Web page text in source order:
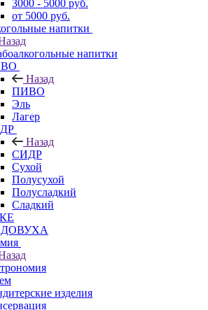
3000 - 5000 руб.
от 5000 руб.
напитки
напитки
Назад
ПИВО
Эль
Лагер
Назад
СИДР
Сухой
Полусухой
Полусладкий
Сладкий
изделия